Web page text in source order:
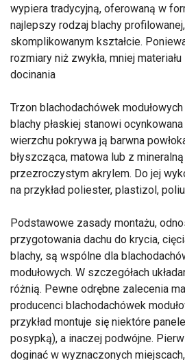
wypiera tradycyjną, oferowaną w
najlepszy rodzaj blachy
skomplikowanym kształcie.
rozmiary niż zwykła, mniej
docinania
Trzon blachodachówek
blachy płaskiej stanowi
wierzchu pokrywa ją barwna
błyszcząca, matowa lub z
przezroczystym akrylem. Do jej
na przykład poliester, plastizol,
Podstawowe zasady montażu,
przygotowania dachu do krycia,
blachy, są wspólne dla
modułowych. W szczegółach
różnią. Pewne odrębne zalecenia
producenci blachodachówek
przykład montuje się niektóre
posypką), a inaczej podwójne.
doginać w wyznaczonych